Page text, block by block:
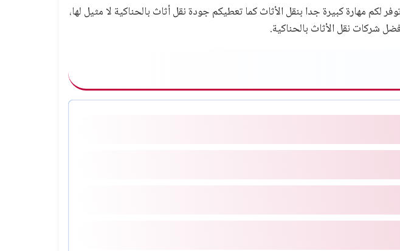
لكم مهارة كبيرة جدا بنقل الأثاث كما تعطيكم جودة نقل أثاث بالحناكية لا مثيل لها،
شركات نقل الأثاث بالحناكية.